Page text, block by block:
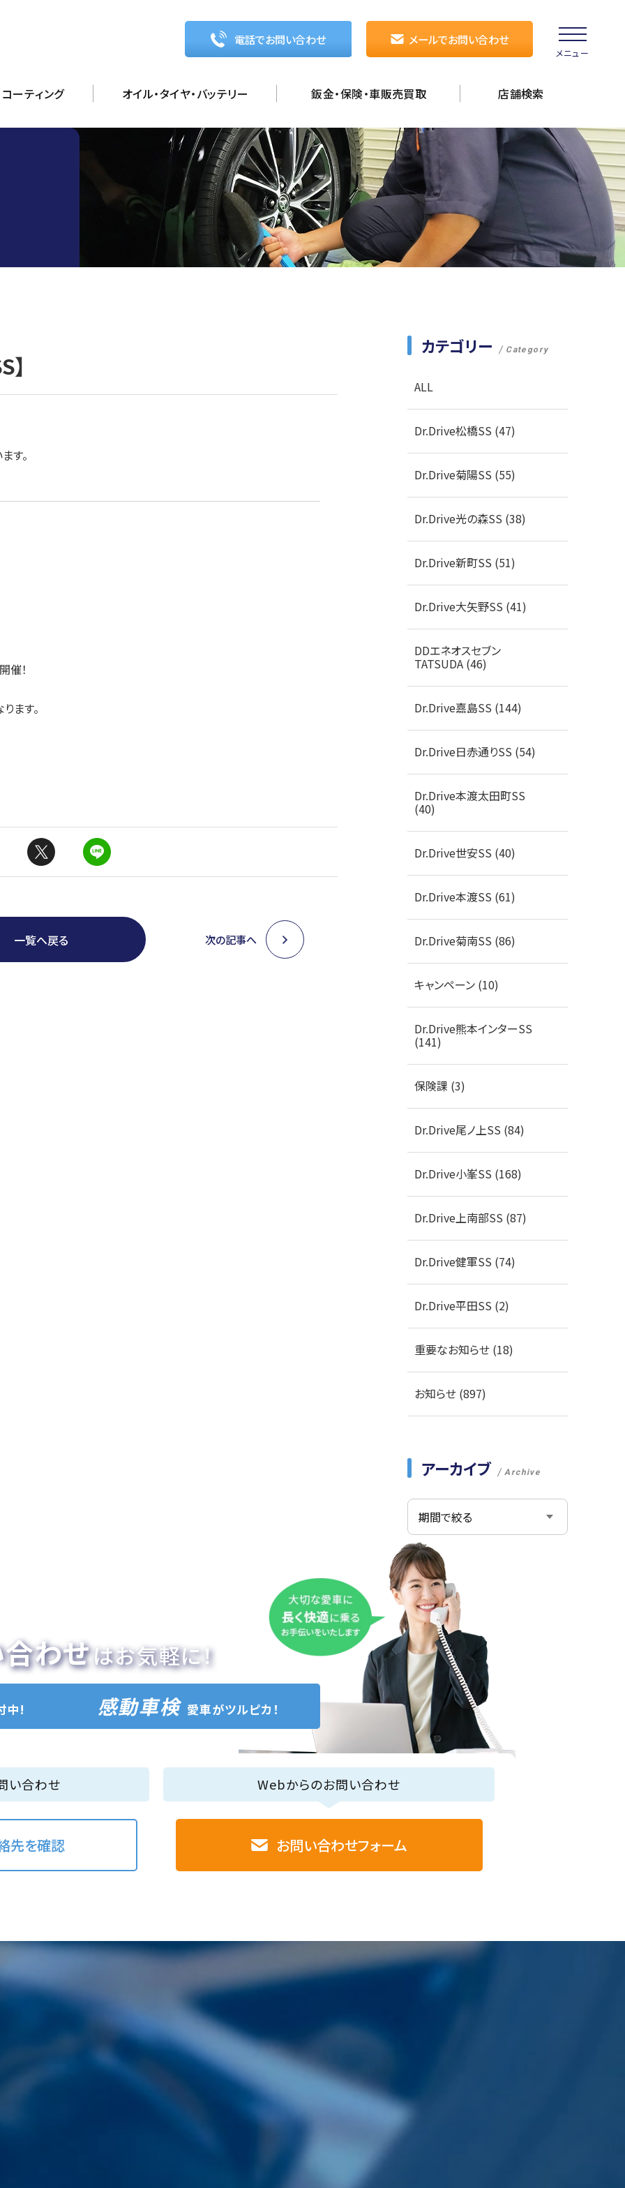
電話でお問い合わせ メールでお問い合わせ
コーティング オイル・タイヤ・バッテリー 鈑金・保険・車販売買取 店舗検索
メニュー
す。
催！
ます。
一覧へ戻る 次の記事へ
カテゴリー Category
ALL
Dr.Drive松橋SS (47)
Dr.Drive菊陽SS (55)
Dr.Drive光の森SS (38)
Dr.Drive新町SS (51)
Dr.Drive大矢野SS (41)
DDエネオスセブン
TATSUDA (46)
Dr.Drive嘉島SS (144)
Dr.Drive日赤通りSS (54)
Dr.Drive本渡太田町SS
(40)
Dr.Drive世安SS (40)
Dr.Drive本渡SS (61)
Dr.Drive菊南SS (86)
キャンペーン (10)
Dr.Drive熊本インターSS
(141)
保険課 (3)
Dr.Drive尾ノ上SS (84)
Dr.Drive小峯SS (168)
Dr.Drive上南部SS (87)
Dr.Drive健軍SS (74)
Dr.Drive平田SS (2)
重要なお知らせ (18)
お知らせ (897)
アーカイブ Archive
合わせはお気軽に！
中! 感動車検 愛車がツルピカ！
い合わせ
先を確認
Webからのお問い合わせ
お問い合わせフォーム
車検
種類と特徴
流れ
洗車
コース紹介
料金
ドライブスルー洗車
スタッフ手洗い洗車
スタッフ機械洗車
オイル交換
バッテリー交換
鈑金
買取り・中古車販売